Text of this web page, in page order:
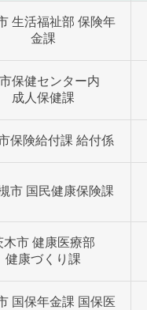
生活福祉部 保険年
金課
保健センター内
成人保健課
保険給付課 給付係
市 国民健康保険課
木市 健康医療部
健康づくり課
国保年金課 国保医